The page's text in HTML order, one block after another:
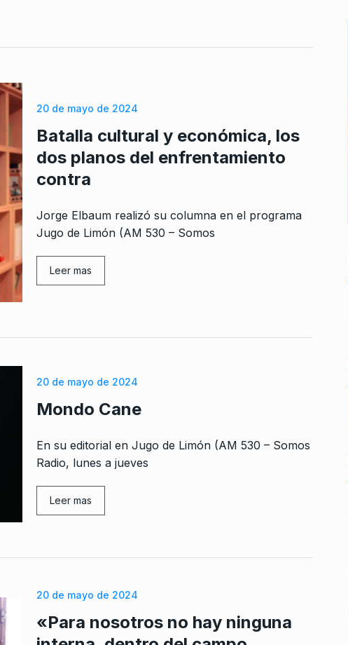
20 de mayo de 2024
Batalla cultural y económica, los
dos planos del enfrentamiento
contra
Jorge Elbaum realizó su columna en el programa
Jugo de Limón (AM 530 – Somos
Leer mas
20 de mayo de 2024
Mondo Cane
En su editorial en Jugo de Limón (AM 530 – Somos
Radio, lunes a jueves
Leer mas
20 de mayo de 2024
«Para nosotros no hay ninguna
Horowicz y
una
viviendo”
Agosto De 2025
8
9
EL REGRESO DE LA 530
27 De Julio De
2026